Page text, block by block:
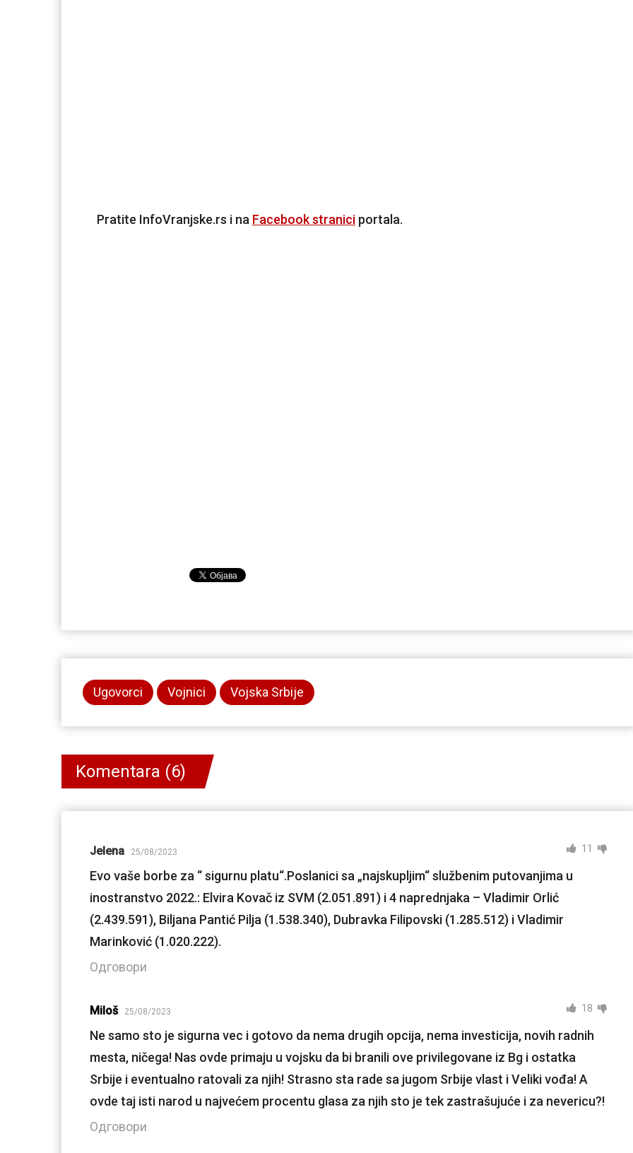
Pratite InfoVranjske.rs i na Facebook stranici portala.
Ugovorci Vojnici Vojska Srbije
Komentara (6)
Jelena 25/08/2023 11
Evo vaše borbe za “ sigurnu platu“.Poslanici sa „najskupljim“ službenim putovanjima u
inostranstvo 2022.: Elvira Kovač iz SVM (2.051.891) i 4 naprednjaka – Vladimir Orlić
(2.439.591), Biljana Pantić Pilja (1.538.340), Dubravka Filipovski (1.285.512) i Vladimir
Marinković (1.020.222).
Одговори
Miloš 25/08/2023 18
Ne samo sto je sigurna vec i gotovo da nema drugih opcija, nema investicija, novih radnih
mesta, ničega! Nas ovde primaju u vojsku da bi branili ove privilegovane iz Bg i ostatka
Srbije i eventualno ratovali za njih! Strasno sta rade sa jugom Srbije vlast i Veliki vođa! A
ovde taj isti narod u najvećem procentu glasa za njih sto je tek zastrašujuće i za nevericu?!
Одговори